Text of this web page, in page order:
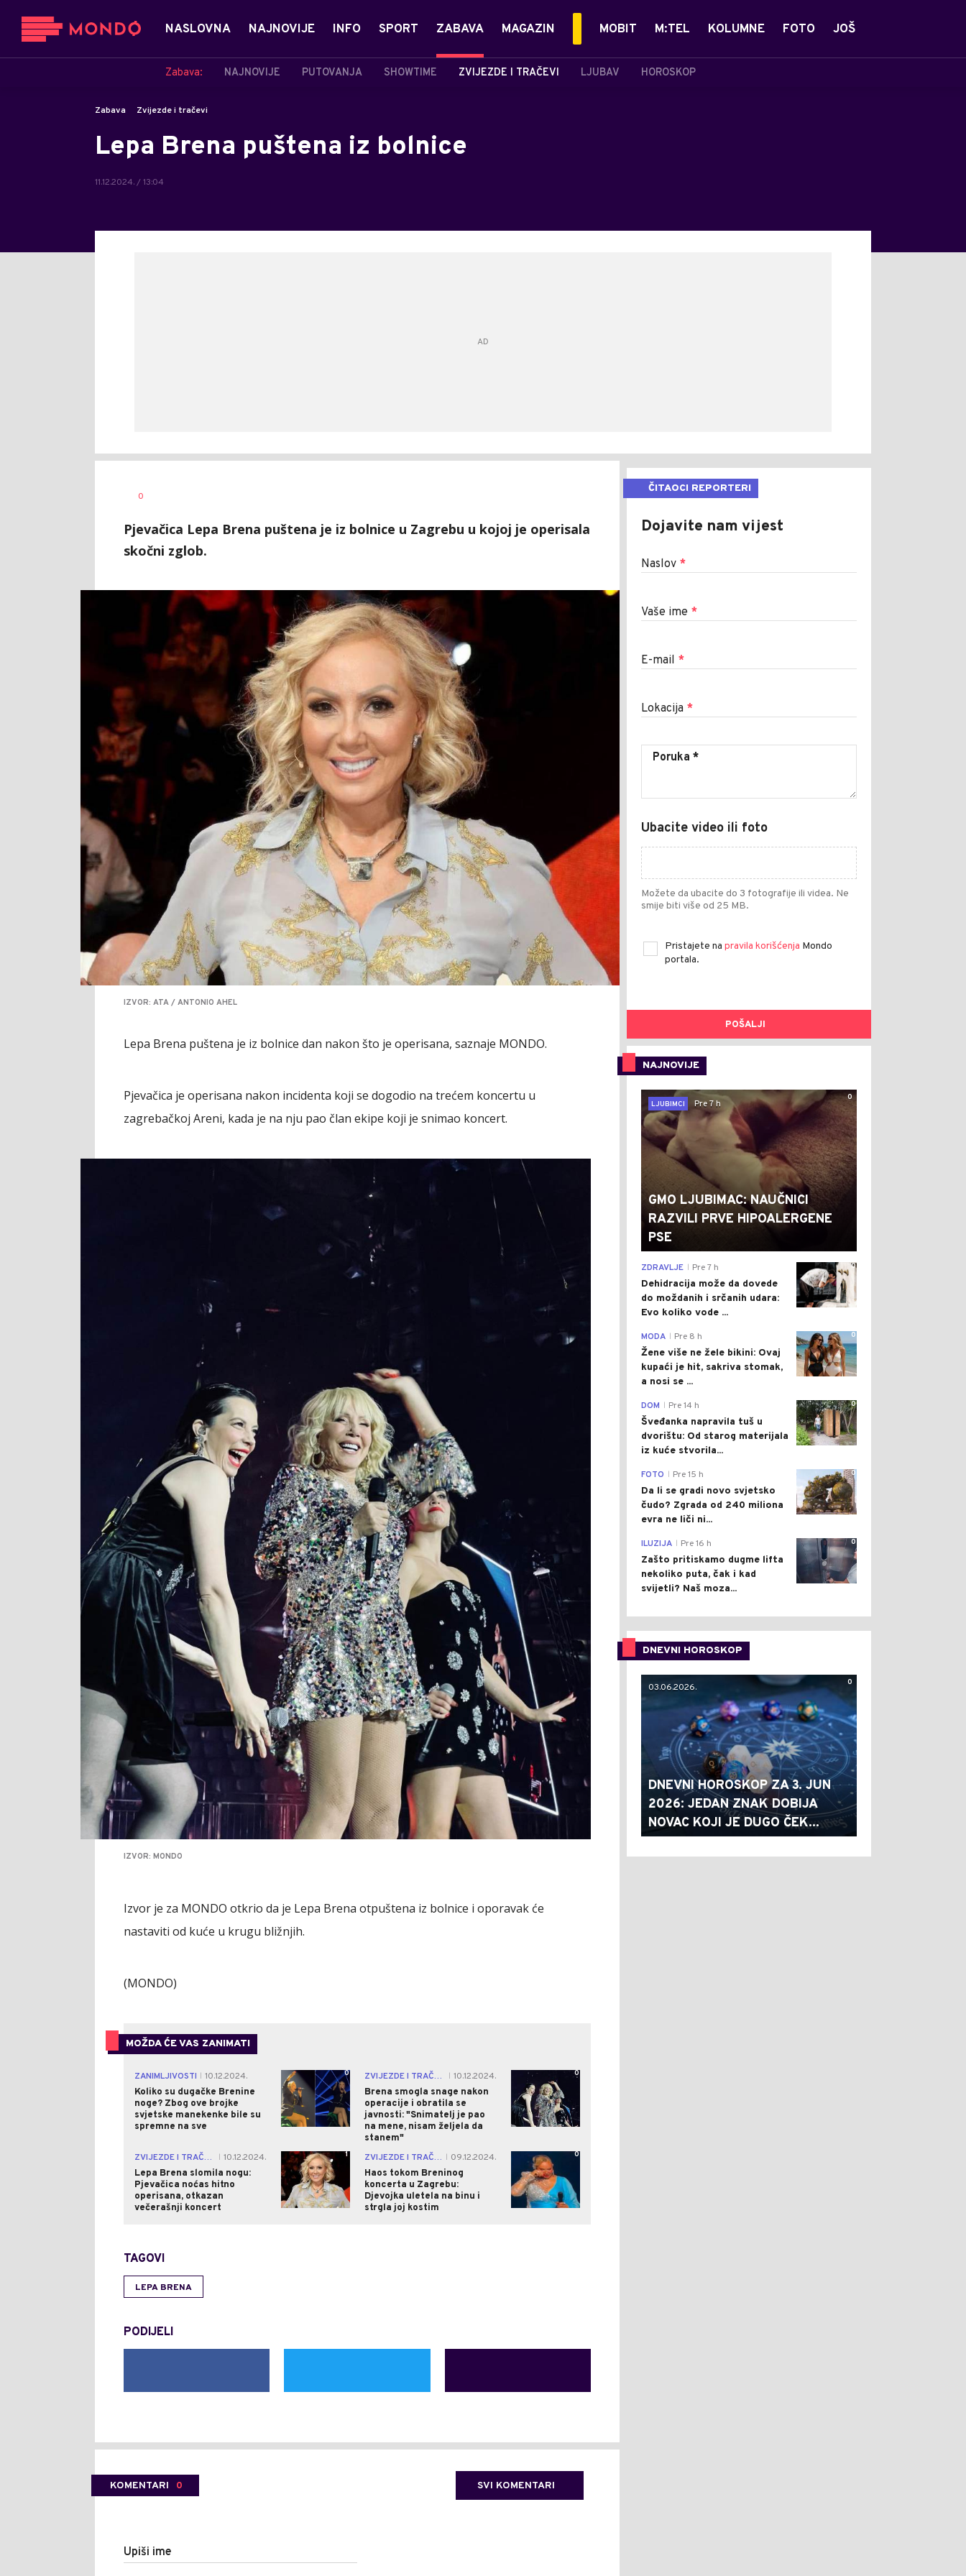
NASLOVNA NAJNOVIJE INFO SPORT ZABAVA
Zabava: NAJNOVIJE PUTOVANJA SHOWTIME ZVIJEZDE I TRAČEVI LJUBAV HOROSKOP
MAGAZIN MOBIT M:TEL KOLUMNE FOTO JOŠ
Zabava Zvijezde i tračevi
Lepa Brena puštena iz bolnice
11.12.2024. / 13:04
AUTOR
0
Pjevačica Lepa Brena puštena je iz bolnice u Zagrebu u kojoj je operisala
skočni zglob.
IZVOR: ATA / ANTONIO AHEL
Lepa Brena puštena je iz bolnice dan nakon što je operisana, saznaje MONDO.
Pjevačica je operisana nakon incidenta koji se dogodio na trećem koncertu u
zagrebačkoj Areni, kada je na nju pao član ekipe koji je snimao koncert.
IZVOR: MONDO
Izvor je za MONDO otkrio da je Lepa Brena otpuštena iz bolnice i oporavak će
nastaviti od kuće u krugu bližnjih.
(MONDO)
MOŽDA ĆE VAS ZANIMATI
ZANIMLJIVOSTI
10.12.2024.
Koliko su dugačke Brenine
noge? Zbog ove brojke
svjetske manekenke bile su
spremne na sve
0 ZVIJEZDE I TRAČEVI
10.12.2024.
Brena smogla snage nakon
operacije i obratila se
javnosti: "Snimatelj je pao
na mene, nisam željela da
stanem"
0
ZVIJEZDE I TRAČEVI
10.12.2024.
Lepa Brena slomila nogu:
Pjevačica noćas hitno
operisana, otkazan
večerašnji koncert
1 ZVIJEZDE I TRAČEVI
09.12.2024.
Haos tokom Breninog
koncerta u Zagrebu:
Djevojka uletela na binu i
strgla joj kostim
0
TAGOVI
LEPA BRENA
PODIJELI
KOMENTARI 0 SVI KOMENTARI
Upiši ime
ČITAOCI REPORTERI
Dojavite nam vijest
Naslov *
Vaše ime *
E-mail *
Lokacija *
Ubacite video ili foto
Možete da ubacite do 3 fotografije ili videa. Ne
smije biti više od 25 MB.
Pristajete na pravila korišćenja Mondo
portala.
POŠALJI
NAJNOVIJE
0
LJUBIMCI
Pre 7 h
GMO LJUBIMAC: NAUČNICI
RAZVILI PRVE HIPOALERGENE
PSE
0
ZDRAVLJE Pre 7 h
Dehidracija može da dovede
do moždanih i srčanih udara:
Evo koliko vode ...
0
MODA Pre 8 h
Žene više ne žele bikini: Ovaj
kupaći je hit, sakriva stomak,
a nosi se ...
0
DOM Pre 14 h
Šveđanka napravila tuš u
dvorištu: Od starog materijala
iz kuće stvorila...
0
FOTO Pre 15 h
Da li se gradi novo svjetsko
čudo? Zgrada od 240 miliona
evra ne liči ni...
0
ILUZIJA Pre 16 h
Zašto pritiskamo dugme lifta
nekoliko puta, čak i kad
svijetli? Naš moza...
DNEVNI HOROSKOP
0
03.06.2026.
DNEVNI HOROSKOP ZA 3. JUN
2026: JEDAN ZNAK DOBIJA
NOVAC KOJI JE DUGO ČEK...